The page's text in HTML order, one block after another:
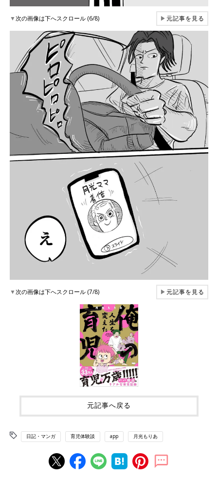
▼次の画像は下へスクロール (6/8) ▶元記事を見る
▼次の画像は下へスクロール (7/8) ▶元記事を見る
元記事へ戻る
日記・マンガ 育児体験談 app 月光もりあ